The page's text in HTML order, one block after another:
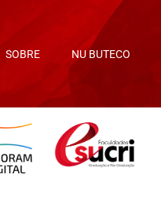
SOBRE NU BUTECO